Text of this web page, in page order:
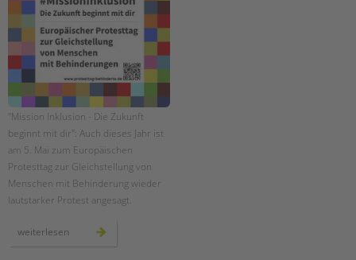
Zertfikatskurse
Seminarkalender
Seminarräume
STADTTEILARBEIT
PROFIL | LEITBILD
Bereiche im Überblick
Kinder- und Jugendschutz
Unsere Videos
Gesellschafter VdK
tandem international
"Mission Inklusion - Die Zukunft
beginnt mit dir": Auch dieses Jahr ist
am 5. Mai zum Europäischen
Protesttag zur Gleichstellung von
Menschen mit Behinderung wieder
lautstarker Protest angesagt.
weiterlesen europäischer
protesttag: